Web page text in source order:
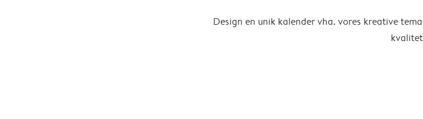
Design en unik kalender vha. vores kreative